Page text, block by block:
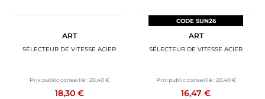
ART
SÉLECTEUR DE VITESSE ACIER
Prix public conseillé : 20,40 €
18,30 €
CODE SUN26
ART
SÉLECTEUR DE VITESSE ACIER
Prix public conseillé : 20,40 €
16,47 €